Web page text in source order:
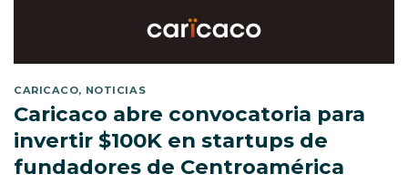
CARICACO, NOTICIAS
Caricaco abre convocatoria para
invertir $100K en startups de
fundadores de Centroamérica